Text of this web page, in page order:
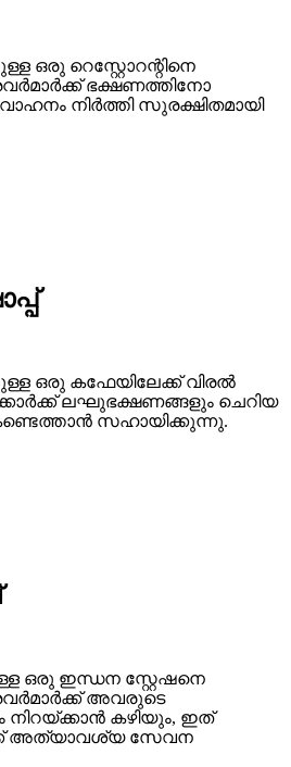
റെസ്റ്റോറന്റിനെ
ഭക്ഷണത്തിനോ
നിർത്തി സുരക്ഷിതമായി
ഒരു കഫേയിലേക്ക് വിരൽ
ലഘുഭക്ഷണങ്ങളും ചെറിയ
സഹായിക്കുന്നു.
ഒരു ഇന്ധന സ്റ്റേഷനെ
അവരുടെ
കഴിയും, ഇത്
അത്യാവശ്യ സേവന